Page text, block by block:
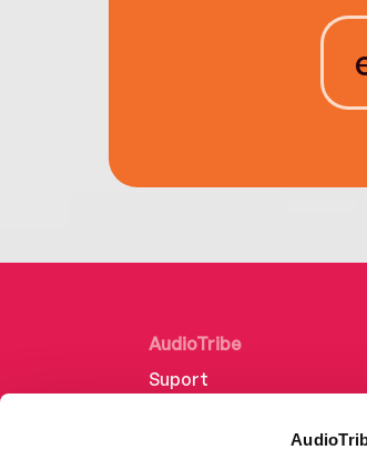
AudioTribe
Suport